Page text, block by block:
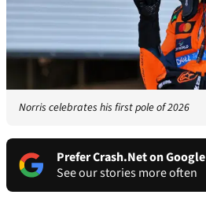
Norris celebrates his first pole of 2026
Prefer Crash.Net on Google
See our stories more often